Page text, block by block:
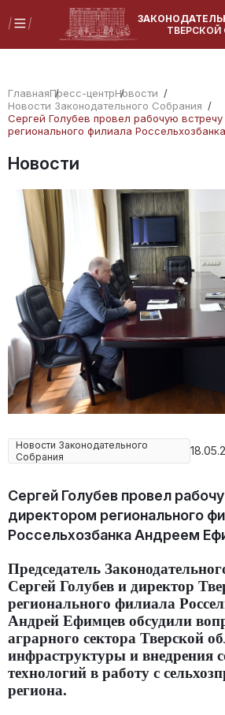
ТВЕРСКОЙ
ГлавнаяПресс-центрНовости
Новости Законодательного Собрания
Сергей Голубев провел рабочую
регионального филиала
Новости
Новости Законодательного
Собрания
Сергей Голубев провел
директором регионального
Россельхозбанка Андреем
Председатель
Сергей Голубев и директор
регионального филиала
Андрей Ефимцев обсудили
аграрного сектора Тверской
инфраструктуры и внедрения
технологий в работу с
региона.